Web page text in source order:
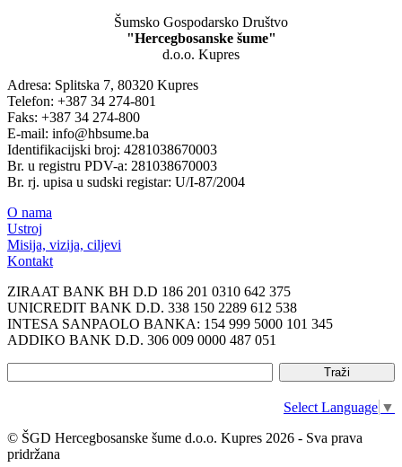
Šumsko Gospodarsko Društvo
"Hercegbosanske šume"
d.o.o. Kupres
Adresa: Splitska 7, 80320 Kupres
Telefon: +387 34 274-801
Faks: +387 34 274-800
E-mail: info@hbsume.ba
Identifikacijski broj: 4281038670003
Br. u registru PDV-a: 281038670003
Br. rj. upisa u sudski registar: U/I-87/2004
O nama
Ustroj
Misija, vizija, ciljevi
Kontakt
ZIRAAT BANK BH D.D 186 201 0310 642 375
UNICREDIT BANK D.D. 338 150 2289 612 538
INTESA SANPAOLO BANKA: 154 999 5000 101 345
ADDIKO BANK D.D. 306 009 0000 487 051
Select Language ▼
© ŠGD Hercegbosanske šume d.o.o. Kupres 2026 - Sva prava
pridržana